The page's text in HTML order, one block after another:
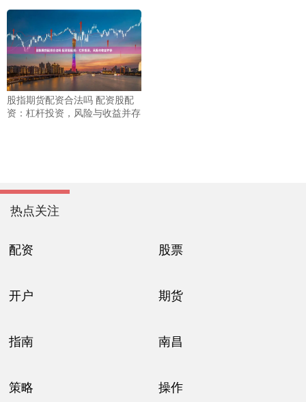
股指期货配资合法吗 配资股配
资：杠杆投资，风险与收益并存
热点关注
配资 股票
开户 期货
指南 南昌
策略 操作